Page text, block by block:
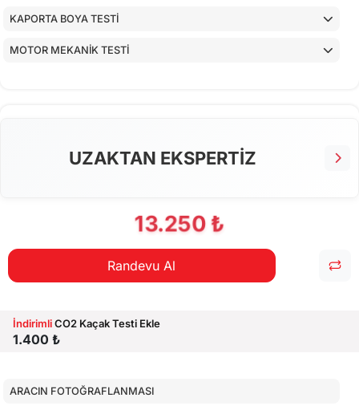
KAPORTA BOYA TESTİ
MOTOR MEKANİK TESTİ
UZAKTAN EKSPERTİZ
13.250 ₺
Randevu Al
İndirimliCO2 Kaçak Testi Ekle
1.400 ₺
ARACIN FOTOĞRAFLANMASI